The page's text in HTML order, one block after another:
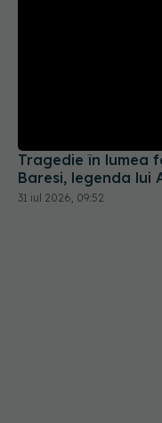
Tragedie în lumea
Baresi, legenda lui
31 iul 2026, 09:52